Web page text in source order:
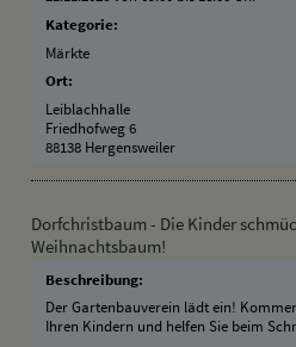
Kategorie:
Märkte
Ort:
Leiblachhalle
Friedhofweg 6
88138 Hergensweiler
Dorfchristbaum - Die Kinder
Weihnachtsbaum!
Beschreibung:
Der Gartenbauverein lädt ein!
Ihren Kindern und helfen Sie beim